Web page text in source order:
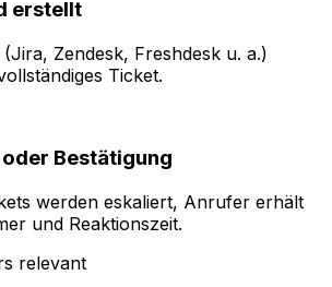
erstellt
Zendesk, Freshdesk u. a.)
Ticket.
Bestätigung
werden eskaliert, Anrufer erhält
und Reaktionszeit.
relevant